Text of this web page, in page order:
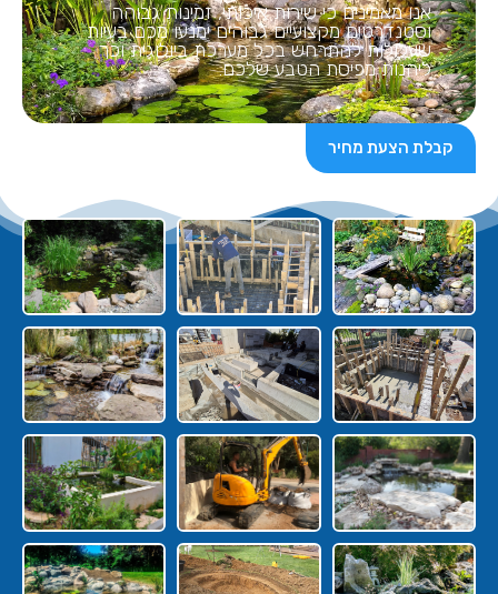
אנו מאמינים כי שירות איכותי, זמינות גבוהה
וסטנדרטים מקצועיים גבוהים ימנעו מכם בעיות
שעלולות להתרחש בכל מערכת ביולוגית וכך
ליהנות מפיסת הטבע שלכם.
קבלת הצעת מחיר